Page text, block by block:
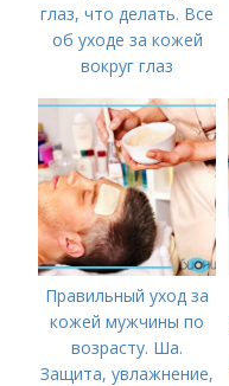
глаз, что делать. Все
об уходе за кожей
вокруг глаз
Правильный уход за
кожей мужчины по
возрасту. Ша.
Защита, увлажнение,